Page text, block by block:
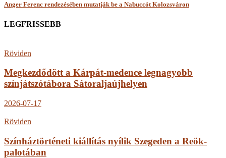
Anger Ferenc rendezésében mutatják be a Nabuccót Kolozsváron
LEGFRISSEBB
Röviden
Megkezdődött a Kárpát-medence legnagyobb
színjátszótábora Sátoraljaújhelyen
2026-07-17
Röviden
Színháztörténeti kiállítás nyílik Szegeden a Reök-
palotában